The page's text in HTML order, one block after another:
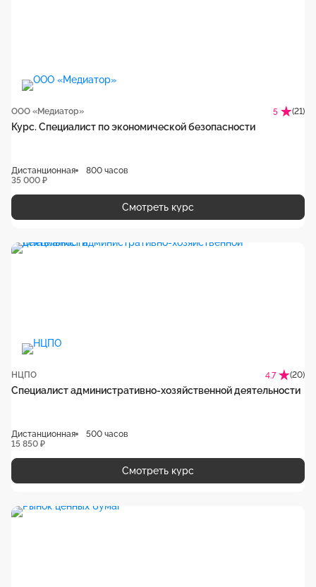
ООО «Медиатор» 5 (21)
Курс. Специалист по экономической безопасности
Дистанционная
800 часов
35 000 ₽
Смотреть курс
НЦПО 4.7 (20)
Специалист административно-хозяйственной деятельности
Дистанционная
500 часов
15 850 ₽
Смотреть курс